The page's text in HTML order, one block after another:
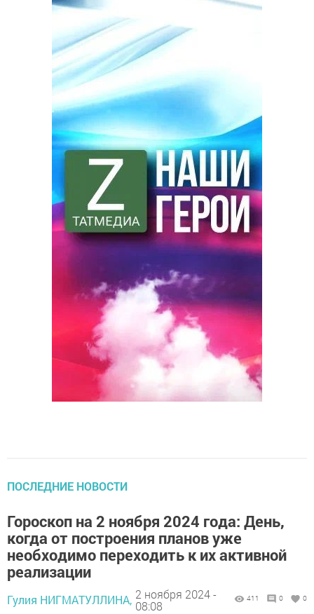
ПОСЛЕДНИЕ НОВОСТИ
Гороскоп на 2 ноября 2024 года: День,
когда от построения планов уже
необходимо переходить к их активной
реализации
Гулия НИГМАТУЛЛИНА, 2 ноября 2024 -
08:08
411 0 0